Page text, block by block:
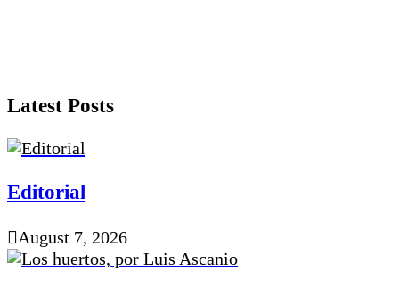
Latest Posts
Editorial
August 7, 2026